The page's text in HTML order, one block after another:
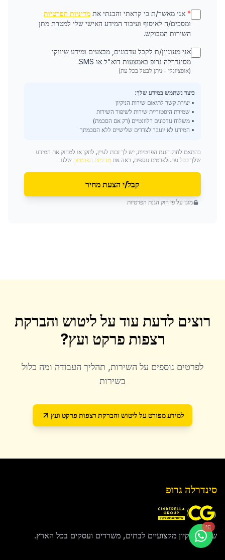
* אני מאשר/ת כי קראתי והבנתי את מדיניות הפרטיות
ומסכים/ה לאיסוף ועיבוד המידע האישי שלי למטרת מתן
השירות המבוקש.
אני מעוניין/ת לקבל עדכונים, מבצעים ומידע שיווקי
מסינדרלה גרופ באמצעות דוא"ל או SMS.
(אופציונלי - ניתן לבטל בכל עת)
כיצד נשתמש במידע שלך:
• יצירת קשר לתיאום שירות הניקיון
• שמירת היסטוריית שירות לשיפור השירות
• משלוח עדכונים רלוונטיים (רק אם הסכמת)
• המידע לא יועבר לצדדים שלישיים ללא הסכמתך
בהתאם לחוק הגנת הפרטיות, יש לך זכות לעיין, לתקן או למחוק את המידע
שלך בכל עת. לפרטים נוספים, ראה את מדיניות הפרטיות שלנו.
קבל/י הצעת מחיר
מוגן על פי חוק הגנת הפרטיות
רוצים לדעת עוד עלליטוש והברקת
רצפות פרקט ועץ?
לפרטים נוספים על השירות, תהליך העבודה ומה כלול
בשירות
למידע מפורט על ליטוש והברקת רצפות פרקט ועץ
סינדרלה גרופ
שירותי ניקיון מקצועיים לבתים, משרדים ועסקים בכל הארץ.
חי